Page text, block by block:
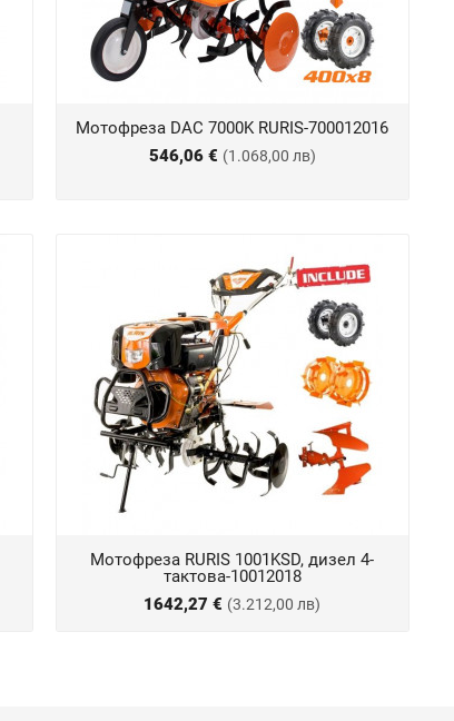
Мотофреза DAC 7000K RURIS-700012016
546,06 € (1.068,00 лв)
Мотофреза RURIS 1001KSD, дизел 4-
тактова-10012018
1642,27 € (3.212,00 лв)